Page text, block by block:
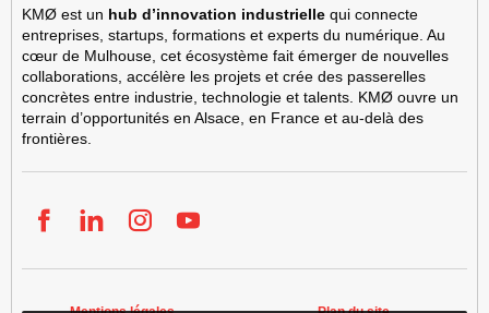
KMØ est un hub d’innovation industrielle qui connecte
entreprises, startups, formations et experts du numérique. Au
cœur de Mulhouse, cet écosystème fait émerger de nouvelles
collaborations, accélère les projets et crée des passerelles
concrètes entre industrie, technologie et talents. KMØ ouvre un
terrain d’opportunités en Alsace, en France et au-delà des
frontières.